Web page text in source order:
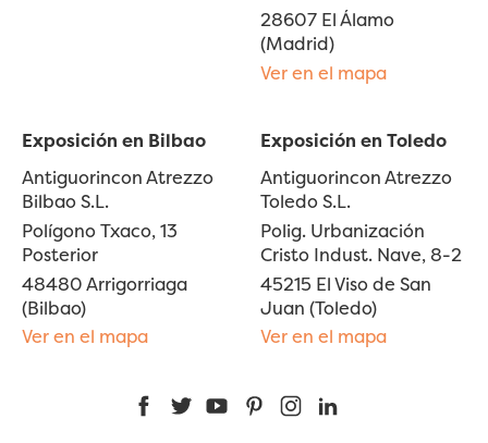
28607 El Álamo
(Madrid)
Ver en el mapa
Exposición en Bilbao
Antiguorincon Atrezzo
Bilbao S.L.
Polígono Txaco, 13
Posterior
48480 Arrigorriaga
(Bilbao)
Ver en el mapa
Exposición en Toledo
Antiguorincon Atrezzo
Toledo S.L.
Polig. Urbanización
Cristo Indust. Nave, 8-2
45215 El Viso de San
Juan (Toledo)
Ver en el mapa
FacebookTwitterYouTubePinterestInstagram